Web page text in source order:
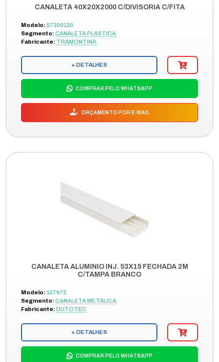
CANALETA 40X20X2000 C/DIVISORIA C/FITA
Modelo: 57300120
Segmento: CANALETA PLÁSTICA
Fabricante: TRAMONTINA
+ DETALHES
COMPRAR PELO WHATSAPP
ORÇAMENTO POR E-MAIL
CANALETA ALUMINIO INJ. 53X15 FECHADA 2M
C/TAMPA BRANCO
Modelo: 127972
Segmento: CANALETA METÁLICA
Fabricante: DUTOTEC
+ DETALHES
COMPRAR PELO WHATSAPP